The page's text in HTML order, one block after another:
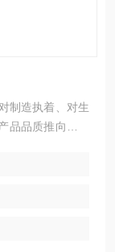
制造执着、对生
品品质推向更高
量实用性全站